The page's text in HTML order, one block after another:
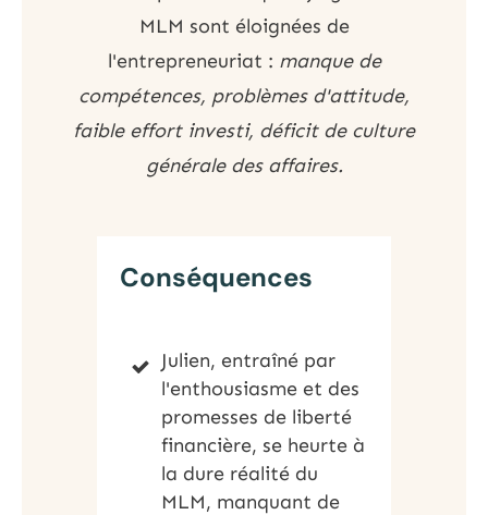
MLM sont éloignées de
l'entrepreneuriat : manque de
compétences, problèmes d'attitude,
faible effort investi, déficit de culture
générale des affaires.
Conséquences
Julien, entraîné par
l'enthousiasme et des
promesses de liberté
financière, se heurte à
la dure réalité du
MLM, manquant de